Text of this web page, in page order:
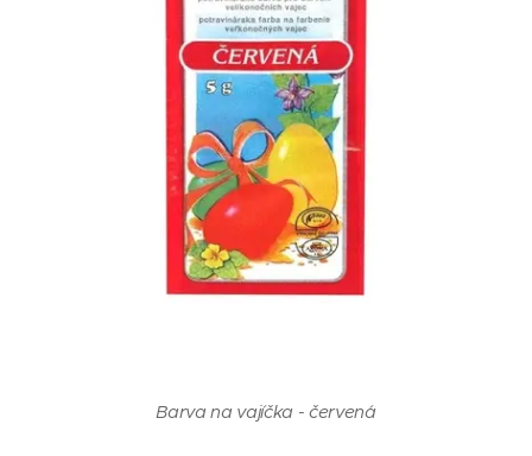
Barva na vajíčka - červená
Barva na vajíčka - fialová
Barva na vajíčka - modrá
Barva na vajíčka - oranžová
Barva na vajíčka - zelená
Barva na vajíčka - žlutá